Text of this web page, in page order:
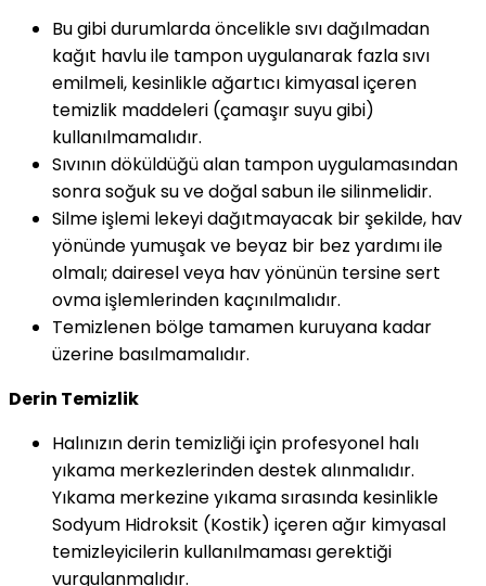
Bu gibi durumlarda öncelikle sıvı dağılmadan
kağıt havlu ile tampon uygulanarak fazla sıvı
emilmeli, kesinlikle ağartıcı kimyasal içeren
temizlik maddeleri (çamaşır suyu gibi)
kullanılmamalıdır.
Sıvının döküldüğü alan tampon uygulamasından
sonra soğuk su ve doğal sabun ile silinmelidir.
Silme işlemi lekeyi dağıtmayacak bir şekilde, hav
yönünde yumuşak ve beyaz bir bez yardımı ile
olmalı; dairesel veya hav yönünün tersine sert
ovma işlemlerinden kaçınılmalıdır.
Temizlenen bölge tamamen kuruyana kadar
üzerine basılmamalıdır.
Derin Temizlik
Halınızın derin temizliği için profesyonel halı
yıkama merkezlerinden destek alınmalıdır.
Yıkama merkezine yıkama sırasında kesinlikle
Sodyum Hidroksit (Kostik) içeren ağır kimyasal
temizleyicilerin kullanılmaması gerektiği
vurgulanmalıdır.